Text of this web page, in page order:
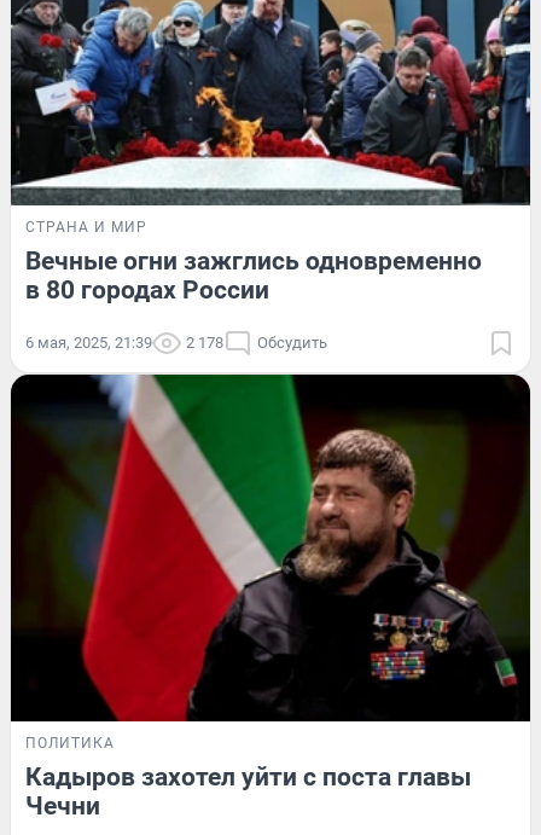
СТРАНА И МИР
Вечные огни зажглись одновременно
в 80 городах России
6 мая, 2025, 21:39 2 178 Обсудить
ПОЛИТИКА
Кадыров захотел уйти с поста главы
Чечни